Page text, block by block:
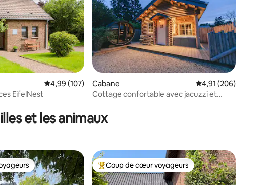
de 221 commentaires : 4,93 sur 5
Évaluation moyenne sur la base de 107 commentaires : 4,99 sur 5
4,99 (107)
EifelNest
Cabane Évaluation moyenne
4,91 (206)
Cottage confortable avec jacuzzi et
et les animaux
Coups de cœur voyageurs les plus appréciés
Coup de cœur voyageurs